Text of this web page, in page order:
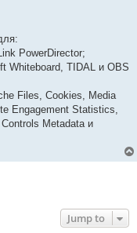
PowerDirector;
Whiteboard, TIDAL и OBS
Files, Cookies, Media
Engagement Statistics,
Metadata и
Jump to